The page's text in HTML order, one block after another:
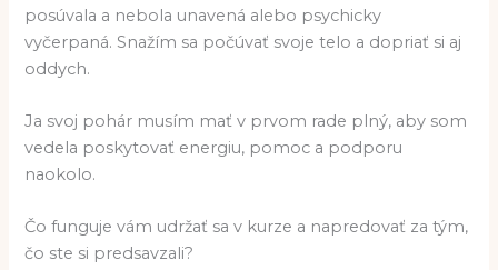
posúvala a nebola unavená alebo psychicky
vyčerpaná. Snažím sa počúvať svoje telo a dopriať si aj
oddych.
Ja svoj pohár musím mať v prvom rade plný, aby som
vedela poskytovať energiu, pomoc a podporu
naokolo.
Čo funguje vám udržať sa v kurze a napredovať za tým,
čo ste si predsavzali?